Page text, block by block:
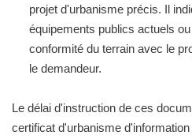
projet d'urbanisme précis. Il
équipements publics actuels
conformité du terrain avec le
le demandeur.
Le délai d'instruction de ces
certificat d'urbanisme